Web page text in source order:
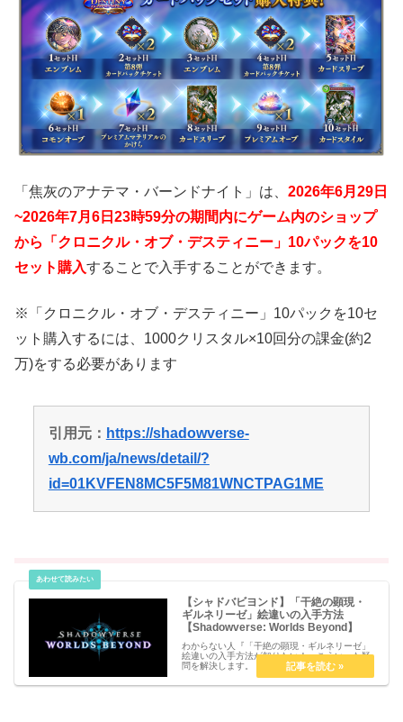
「焦灰のアナテマ・バーンドナイト」は、 2026年6月29日
~2026年7月6日23時59分の期間内にゲーム内のショップ
から「クロニクル・オブ・デスティニー」10パックを10
セット購入することで入手することができます。
※「クロニクル・オブ・デスティニー」10パックを10セ
ット購入するには、1000クリスタル×10回分の課金(約2
万)をする必要があります
引用元： https://shadowverse-
wb.com/ja/news/detail/?
id=01KVFEN8MC5F5M81WNCTPAG1ME
【シャドバビヨンド】「干絶の顕現・
ギルネリーゼ」絵違いの入手方法
【Shadowverse: Worlds Beyond】
わからない人『「干絶の顕現・ギルネリーゼ」
絵違いの入手方法が知りたい！』こういった疑
問を解決します。【シャドバビヨンド】「干絶
の顕現・ギルネリーゼ」絵違いの入手方法
【Shadowverse: Worlds Beyond】「干絶の顕